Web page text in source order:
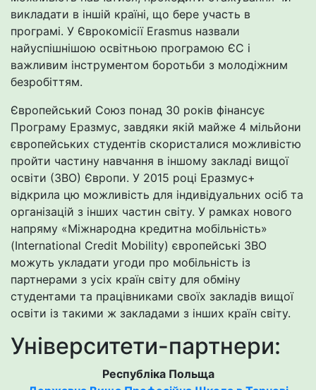
викладати в іншій країні, що бере участь в
програмі. У Єврокомісії Erasmus назвали
найуспішнішою освітньою програмою ЄС і
важливим інструментом боротьби з молодіжним
безробіттям.
Європейський Союз понад 30 років фінансує
Програму Еразмус, завдяки якій майже 4 мільйони
європейських студентів скористалися можливістю
пройти частину навчання в іншому закладі вищої
освіти (ЗВО) Європи. У 2015 році Еразмус+
відкрила цю можливість для індивідуальних осіб та
організацій з інших частин світу. У рамках нового
напряму «Міжнародна кредитна мобільність»
(International Credit Mobility) європейські ЗВО
можуть укладати угоди про мобільність із
партнерами з усіх країн світу для обміну
студентами та працівниками своїх закладів вищої
освіти із такими ж закладами з інших країн світу.
Університети-партнери:
Республіка Польща